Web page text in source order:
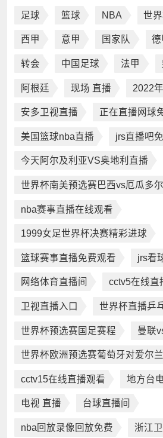
足球 篮球 NBA 世
西甲 意甲 国家队 德
转会 中国足球 法甲
阿根廷 现场 直播 2022
安多卫视直播 正在直播网球
美国篮球nba直播 jrs直播吧
今天阿尔及利亚VS奥地利直播
世界杯南美预选赛巴西vs厄瓜多尔
nba赛事直播在线观看
1999女足世界杯决赛精彩进球
篮球赛事直播免费观看 jrs看
网络体育直播间 cctv5在线直
卫视直播入口 世界杯直播乒
世界杯预选赛国足赛程 曼联
世界杯欧洲预选赛葡萄牙对爱尔兰
cctv15在线直播观看 地方台
电视 直播 台球直播间
nba回放录像回放免费 浙江